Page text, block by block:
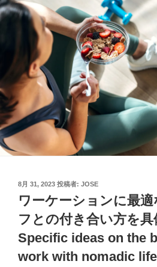
プ
投
稿
日:
8月 31, 2023 投稿者: JOSE
ワーケーションに最
フとの付き合い方を具
Specific ideas on the
work with nomadic